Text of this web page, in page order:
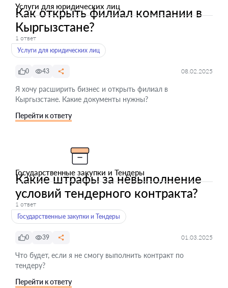
Услуги для юридических лиц
Как открыть филиал компании в
Кыргызстане?
1 ответ
Услуги для юридических лиц
0 43 08.02.2025
Я хочу расширить бизнес и открыть филиал в
Кыргызстане. Какие документы нужны?
Перейти к ответу
Государственные закупки и Тендеры
Какие штрафы за невыполнение
условий тендерного контракта?
1 ответ
Государственные закупки и Тендеры
0 39 01.03.2025
Что будет, если я не смогу выполнить контракт по
тендеру?
Перейти к ответу